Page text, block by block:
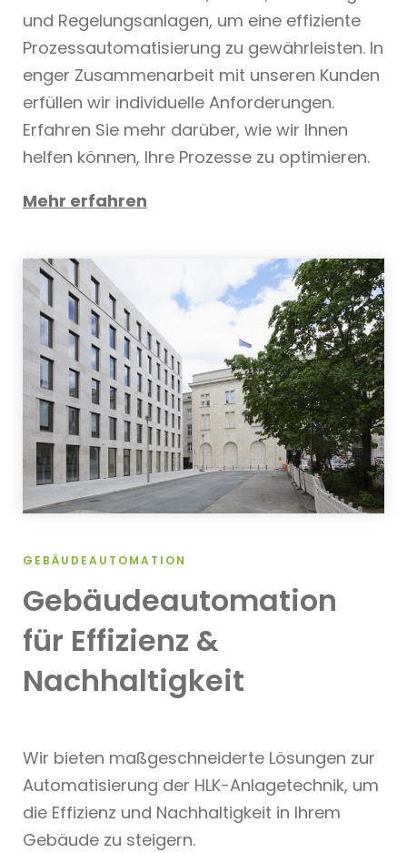
und Regelungsanlagen, um eine effiziente
Prozessautomatisierung zu gewährleisten. In
enger Zusammenarbeit mit unseren Kunden
erfüllen wir individuelle Anforderungen.
Erfahren Sie mehr darüber, wie wir Ihnen
helfen können, Ihre Prozesse zu optimieren.
Mehr erfahren
GEBÄUDEAUTOMATION
Gebäudeautomation
für Effizienz &
Nachhaltigkeit
Wir bieten maßgeschneiderte Lösungen zur
Automatisierung der HLK-Anlagetechnik, um
die Effizienz und Nachhaltigkeit in Ihrem
Gebäude zu steigern.